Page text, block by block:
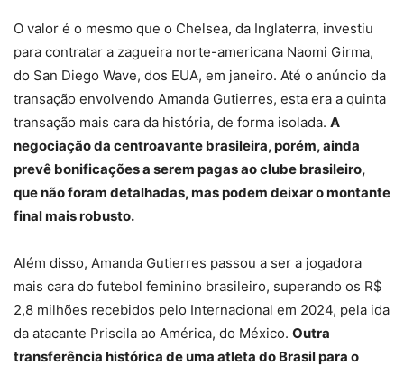
O valor é o mesmo que o Chelsea, da Inglaterra, investiu
para contratar a zagueira norte-americana Naomi Girma,
do San Diego Wave, dos EUA, em janeiro. Até o anúncio da
transação envolvendo Amanda Gutierres, esta era a quinta
transação mais cara da história, de forma isolada. A
negociação da centroavante brasileira, porém, ainda
prevê bonificações a serem pagas ao clube brasileiro,
que não foram detalhadas, mas podem deixar o montante
final mais robusto.
Além disso, Amanda Gutierres passou a ser a jogadora
mais cara do futebol feminino brasileiro, superando os R$
2,8 milhões recebidos pelo Internacional em 2024, pela ida
da atacante Priscila ao América, do México. Outra
transferência histórica de uma atleta do Brasil para o